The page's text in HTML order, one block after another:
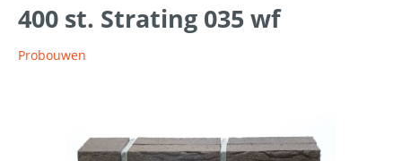
400 st. Strating 035 wf
Probouwen